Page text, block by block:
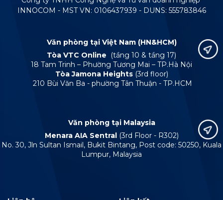
INNOCOM - MST VN: 0106437939 - DUNS: 555783846
Văn phòng tại Việt Nam (HN&HCM)
Tòa VTC Online
(tầng 10 & tầng 17)
18 Tam Trinh – Phường Tương Mai – TP.Hà Nội
Tòa Jamona Heights (3rd floor)
210 Bùi Văn Ba - phường Tân Thuận - TP.HCM
Văn phòng tại Malaysia
Menara AIA Sentral (3rd Floor - R302)
No. 30, Jln Sultan Ismail, Bukit Bintang, Post code: 50250, Kuala
Lumpur, Malaysia